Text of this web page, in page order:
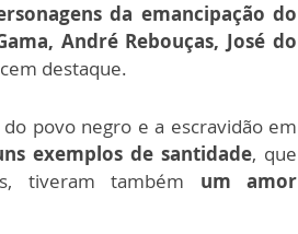
da emancipação do
André Rebouças, José do
destaque.
povo negro e a escravidão em
exemplos de santidade, que
tiveram também um amor